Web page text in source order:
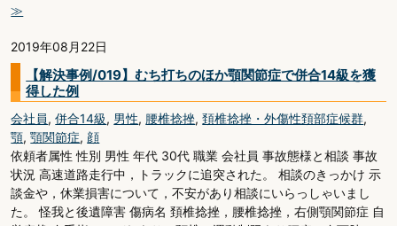
≫
2019年08月22日
【解決事例/019】むち打ちのほか顎関節症で併合14級を獲
得した例
会社員,併合14級, 男性, 腰椎捻挫,頚椎捻挫・外傷性頚部症候群,
顎,顎関節症, 顔
依頼者属性 性別 男性 年代 30代 職業 会社員 事故態様と相談 事故
状況 高速道路走行中，トラックに追突された。 相談のきっかけ 示
談金や，休業損害について，不安があり相談にいらっしゃいまし
た。 怪我と後遺障害 傷病名 頚椎捻挫，腰椎捻挫，右側顎関節症 自